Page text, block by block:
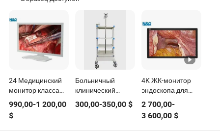
24 Медицинский
монитор класса
Full HD для
эндоскопии
размером дюймов
990,00-1 200,00
$
Больничный
клинический
тележка
больничныйcart
300,00-350,00$
4K ЖК-монитор
эндоскопа для
медицинского
оборудования
2 700,00-
3 600,00$